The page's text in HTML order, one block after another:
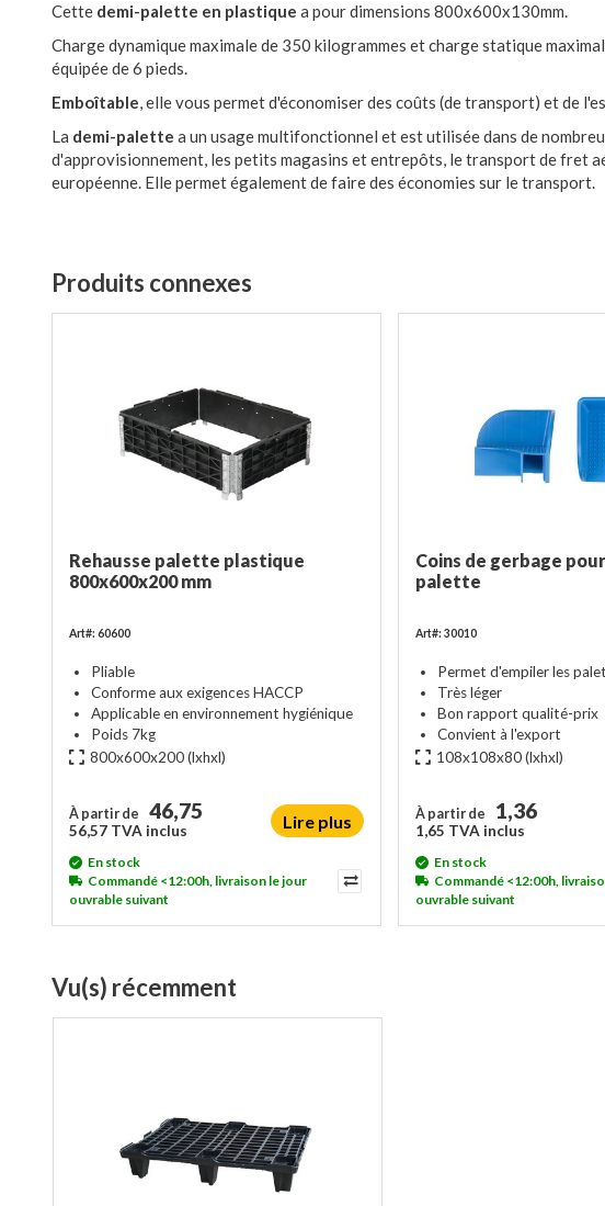
Cette demi-palette en plastique a pour dimensions 800x600x130mm.
Charge dynamique maximale de 350 kilogrammes et charge statique
équipée de 6 pieds.
Emboîtable, elle vous permet d'économiser des coûts (de transport) et de
La demi-palette a un usage multifonctionnel et est utilisée dans de
d'approvisionnement, les petits magasins et entrepôts, le transport de fret
européenne. Elle permet également de faire des économies sur le transport.
Produits connexes
Rehausse palette plastique
800x600x200 mm
Art#: 60600
Pliable
Conforme aux exigences HACCP
Applicable en environnement hygiénique
Poids 7kg
800x600x200(lxhxl)
À partir de 46,75
56,57 TVA inclus Lire plus
En stock
Commandé <12:00h, livraison le jour
ouvrable suivant
Coins de gerbage
palette
Art#: 30010
Permet d'empiler les
Très léger
Bon rapport qualité-prix
Convient à l'export
108x108x80(lxhxl)
À partir de 1,36
1,65 TVA inclus
En stock
Commandé <12:00h,
ouvrable suivant
Vu(s) récemment